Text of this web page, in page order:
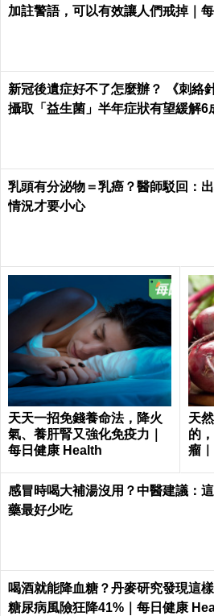
加註警語，可以有效讓人們戒掉｜
新冠後遺症好不了怎麼辦？ 《刺絡
攝取「益生菌」半年症狀有望緩解6
乳頭有分泌物＝乳癌？醫師駁回：
情況才要小心
天天一招免錢養命法，降火
氣、養肝腎又強化免疫力｜
每日健康 Health
天
的
瘤
感冒時喝大補湯沒用？中醫建議：
藥最好少吃
喝酒就能降血糖？丹麥研究發現這樣
糖尿病風險狂降41%｜每日健康